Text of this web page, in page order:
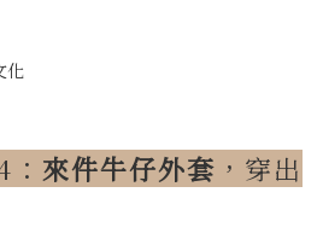
來件牛仔外套 ，穿出